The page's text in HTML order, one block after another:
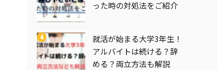
った時の対処法をご紹介
就活が始まる大学3年生！
アルバイトは続ける？辞
める？両立方法も解説